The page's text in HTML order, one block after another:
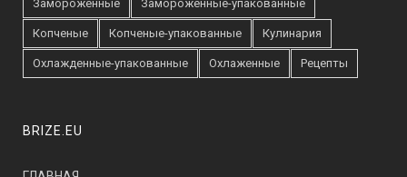
Замороженные Замороженные-упакованные
Копченые Копченые-упакованные Кулинария
Охлажденные-упакованные Охлаженные Рецепты
BRIZE.EU